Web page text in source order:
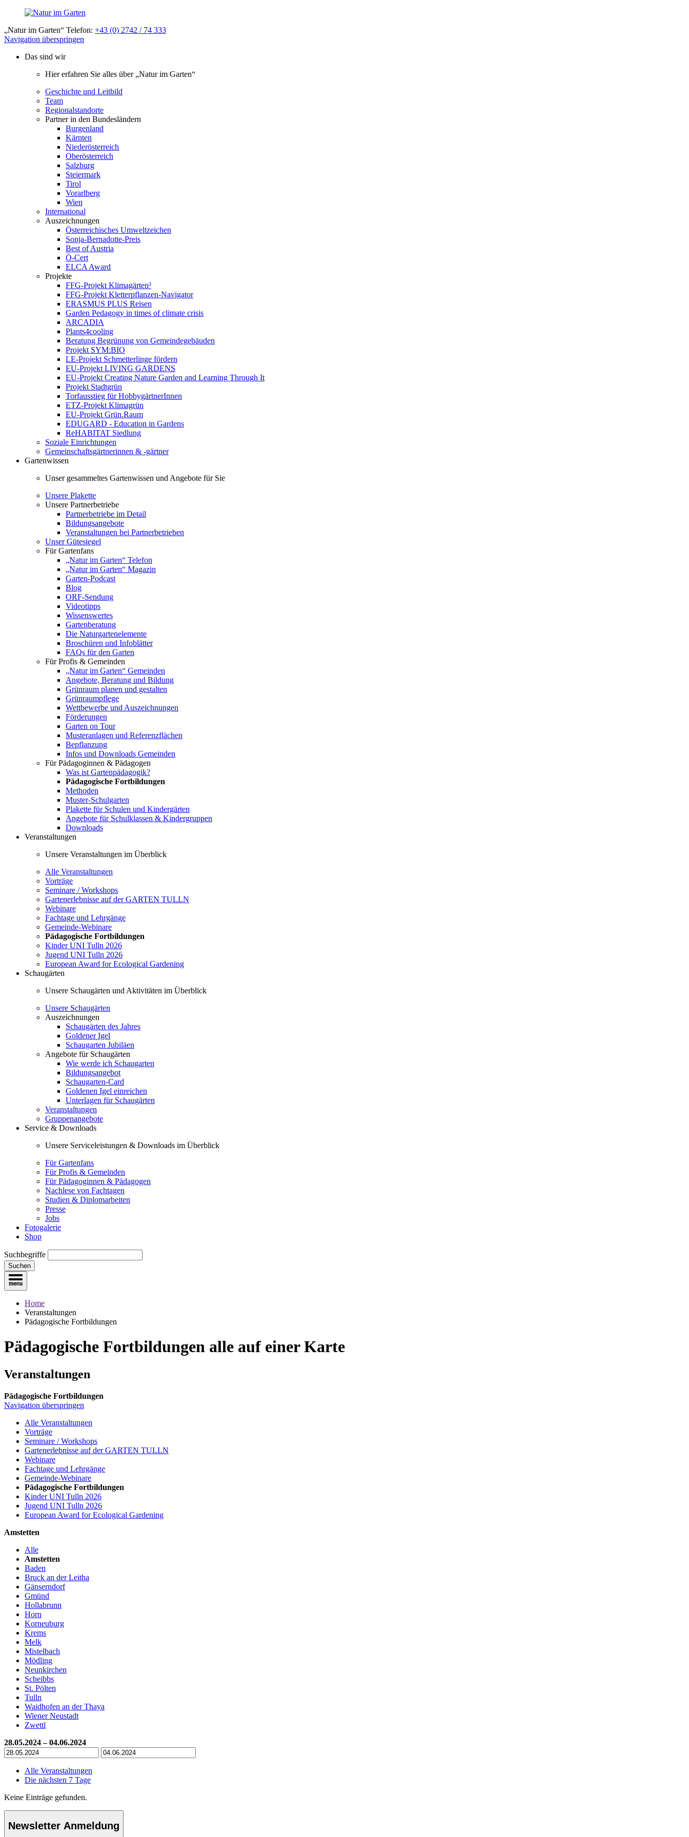
„Natur im Garten“ Telefon: +43 (0) 2742 / 74 333
Navigation überspringen
Das sind wir
Hier erfahren Sie alles über „Natur im Garten“
Geschichte und Leitbild
Team
Regionalstandorte
Partner in den Bundesländern
Burgenland
Kärnten
Niederösterreich
Oberösterreich
Salzburg
Steiermark
Tirol
Vorarlberg
Wien
International
Auszeichnungen
Österreichisches Umweltzeichen
Sonja-Bernadotte-Preis
Best of Austria
Ö-Cert
ELCA Award
Projekte
FFG-Projekt Klimagärten³
FFG-Projekt Kletterpflanzen-Navigator
ERASMUS PLUS Reisen
Garden Pedagogy in times of climate crisis
ARCADIA
Plants4cooling
Beratung Begrünung von Gemeindegebäuden
Projekt SYM:BIO
LE-Projekt Schmetterlinge fördern
EU-Projekt LIVING GARDENS
EU-Projekt Creating Nature Garden and Learning Through It
Projekt Stadtgrün
Torfausstieg für HobbygärtnerInnen
ETZ-Projekt Klimagrün
EU-Projekt Grün.Raum
EDUGARD - Education in Gardens
ReHABITAT Siedlung
Soziale Einrichtungen
Gemeinschaftsgärtnerinnen & -gärtner
Gartenwissen
Unser gesammeltes Gartenwissen und Angebote für Sie
Unsere Plakette
Unsere Partnerbetriebe
Partnerbetriebe im Detail
Bildungsangebote
Veranstaltungen bei Partnerbetrieben
Unser Gütesiegel
Für Gartenfans
„Natur im Garten“ Telefon
„Natur im Garten“ Magazin
Garten-Podcast
Blog
ORF-Sendung
Videotipps
Wissenswertes
Gartenberatung
Die Naturgartenelemente
Broschüren und Infoblätter
FAQs für den Garten
Für Profis & Gemeinden
„Natur im Garten“ Gemeinden
Angebote, Beratung und Bildung
Grünraum planen und gestalten
Grünraumpflege
Wettbewerbe und Auszeichnungen
Förderungen
Garten on Tour
Musteranlagen und Referenzflächen
Bepflanzung
Infos und Downloads Gemeinden
Für Pädagoginnen & Pädagogen
Was ist Gartenpädagogik?
Pädagogische Fortbildungen
Methoden
Muster-Schulgarten
Plakette für Schulen und Kindergärten
Angebote für Schulklassen & Kindergruppen
Downloads
Veranstaltungen
Unsere Veranstaltungen im Überblick
Alle Veranstaltungen
Vorträge
Seminare / Workshops
Gartenerlebnisse auf der GARTEN TULLN
Webinare
Fachtage und Lehrgänge
Gemeinde-Webinare
Pädagogische Fortbildungen
Kinder UNI Tulln 2026
Jugend UNI Tulln 2026
European Award for Ecological Gardening
Schaugärten
Unsere Schaugärten und Aktivitäten im Überblick
Unsere Schaugärten
Auszeichnungen
Schaugärten des Jahres
Goldener Igel
Schaugarten Jubiläen
Angebote für Schaugärten
Wie werde ich Schaugarten
Bildungsangebot
Schaugarten-Card
Goldenen Igel einreichen
Unterlagen für Schaugärten
Veranstaltungen
Gruppenangebote
Service & Downloads
Unsere Serviceleistungen & Downloads im Überblick
Für Gartenfans
Für Profis & Gemeinden
Für Pädagoginnen & Pädagogen
Nachlese von Fachtagen
Studien & Diplomarbeiten
Presse
Jobs
Fotogalerie
Shop
Suchbegriffe
Suchen
Home
Veranstaltungen
Pädagogische Fortbildungen
Pädagogische Fortbildungen alle auf einer Karte
Veranstaltungen
Pädagogische Fortbildungen
Navigation überspringen
Alle Veranstaltungen
Vorträge
Seminare / Workshops
Gartenerlebnisse auf der GARTEN TULLN
Webinare
Fachtage und Lehrgänge
Gemeinde-Webinare
Pädagogische Fortbildungen
Kinder UNI Tulln 2026
Jugend UNI Tulln 2026
European Award for Ecological Gardening
Amstetten
Alle
Amstetten
Baden
Bruck an der Leitha
Gänserndorf
Gmünd
Hollabrunn
Horn
Korneuburg
Krems
Melk
Mistelbach
Mödling
Neunkirchen
Scheibbs
St. Pölten
Tulln
Waidhofen an der Thaya
Wiener Neustadt
Zwettl
28.05.2024 – 04.06.2024
Alle Veranstaltungen
Die nächsten 7 Tage
Keine Einträge gefunden.
Newsletter Anmeldung